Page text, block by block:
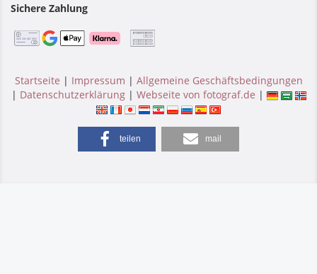
Sichere Zahlung
Startseite | Impressum | Allgemeine Geschäftsbedingungen
| Datenschutzerklärung| Webseite von fotograf.de |
teilen mail